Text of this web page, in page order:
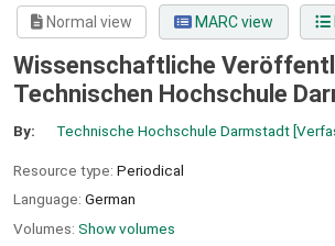
Normal view MARC view
Wissenschaftliche
Technischen Hochschule
By: Technische Hochschule Darmstadt
Resource type: Periodical
Language: German
Volumes: Show volumes